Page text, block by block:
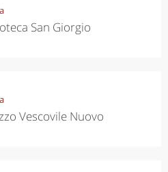
San Giorgio
Vescovile Nuovo